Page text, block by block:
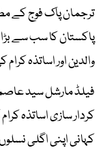
ترجمان پاک فوج کے
پاکستان کا سب سے
والدین اور اساتذہ
فیلڈ مارشل سید
کردار سازی اساتذہ
کہانی اپنی اگلی